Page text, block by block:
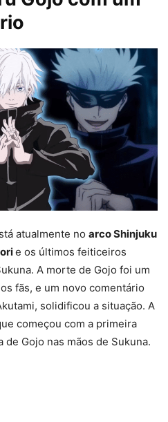
atualmente no arco Shinjuku
e os últimos feiticeiros
A morte de Gojo foi um
fãs, e um novo comentário
solidificou a situação. A
começou com a primeira
Gojo nas mãos de Sukuna.